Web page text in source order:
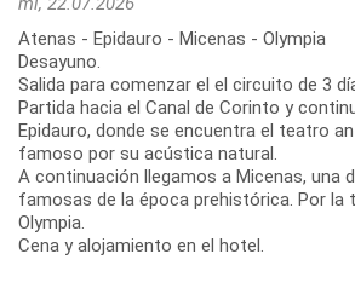
Atenas - Epidauro - Micenas - Olympia
Desayuno.
Salida para comenzar el el circuito de 3
Partida hacia el Canal de Corinto y
Epidauro, donde se encuentra el teatro
famoso por su acústica natural.
A continuación llegamos a Micenas, una
famosas de la época prehistórica. Por la
Olympia.
Cena y alojamiento en el hotel.